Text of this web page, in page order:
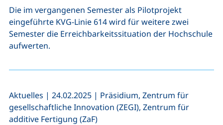
Die im vergangenen Semester als Pilotprojekt
eingeführte KVG-Linie 614 wird für weitere zwei
Semester die Erreichbarkeitssituation der Hochschule
aufwerten.
Aktuelles | 24.02.2025 | Präsidium, Zentrum für
gesellschaftliche Innovation (ZEGI), Zentrum für
additive Fertigung (ZaF)